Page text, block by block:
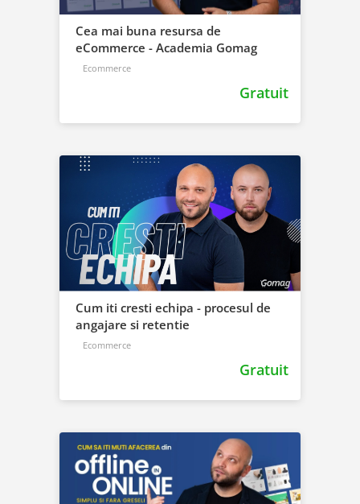
Cea mai buna resursa de
eCommerce - Academia Gomag
Ecommerce
Gratuit
Cum iti cresti echipa - procesul de
angajare si retentie
Ecommerce
Gratuit